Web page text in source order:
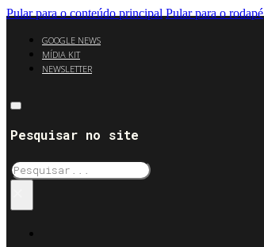
Pular para o conteúdo principal Pular para o rodapé
GOOGLE NEWS
MÍDIA KIT
NEWSLETTER
Pesquisar no site
Pesquisar